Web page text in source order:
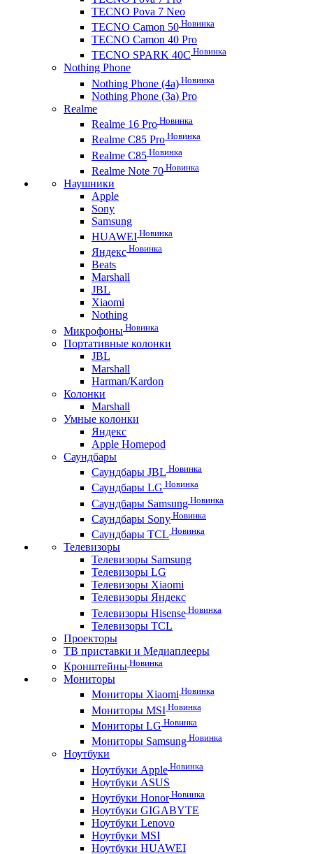
TECNO Pova 7 Neo
TECNO Camon 50 Новинка
TECNO Camon 40 Pro
TECNO SPARK 40C Новинка
Nothing Phone
Nothing Phone (4a) Новинка
Nothing Phone (3a) Pro
Realme
Realme 16 Pro Новинка
Realme C85 Pro Новинка
Realme C85 Новинка
Realme Note 70 Новинка
Наушники
Apple
Sony
Samsung
HUAWEI Новинка
Яндекс Новинка
Beats
Marshall
JBL
Xiaomi
Nothing
Микрофоны Новинка
Портативные колонки
JBL
Marshall
Harman/Kardon
Колонки
Marshall
Умные колонки
Яндекс
Apple Homepod
Саундбары
Саундбары JBL Новинка
Саундбары LG Новинка
Саундбары Samsung Новинка
Саундбары Sony Новинка
Саундбары TCL Новинка
Телевизоры
Телевизоры Samsung
Телевизоры LG
Телевизоры Xiaomi
Телевизоры Яндекс
Телевизоры Hisense Новинка
Телевизоры TCL
Проекторы
ТВ приставки и Медиаплееры
Кронштейны Новинка
Мониторы
Мониторы Xiaomi Новинка
Мониторы MSI Новинка
Мониторы LG Новинка
Мониторы Samsung Новинка
Ноутбуки
Ноутбуки Apple Новинка
Ноутбуки ASUS
Ноутбуки HonorНовинка
Ноутбуки GIGABYTE
Ноутбуки Lenovo
Ноутбуки MSI
Ноутбуки HUAWEI